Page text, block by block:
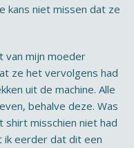
kans niet missen dat ze
van mijn moeder
ze het vervolgens had
uit de machine. Alle
behalve deze. Was
shirt misschien niet had
ik eerder dat dit een